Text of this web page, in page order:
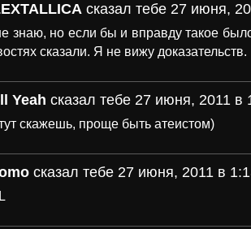
сказал тебе 27 июня,
знаю, но если бы и вправду такое
сказали. Я не вижу
Yeah сказал тебе 27 июня, 2011 в
скажешь, проще быть атеистом)
сказал тебе 27 июня, 2011 в